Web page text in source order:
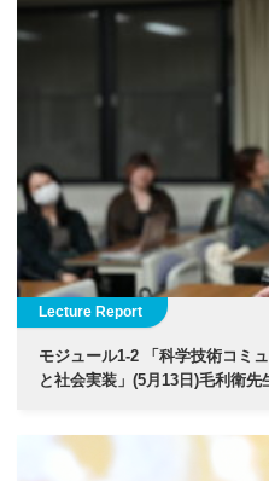
Lecture Report
モジュール1-2 「科学技術コミ
と社会実装」(5月13日)毛利衛先